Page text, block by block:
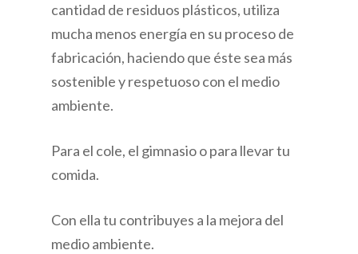
cantidad de residuos plásticos, utiliza
mucha menos energía en su proceso de
fabricación, haciendo que éste sea más
sostenible y respetuoso con el medio
ambiente.
Para el cole, el gimnasio o para llevar tu
comida.
Con ella tu contribuyes a la mejora del
medio ambiente.